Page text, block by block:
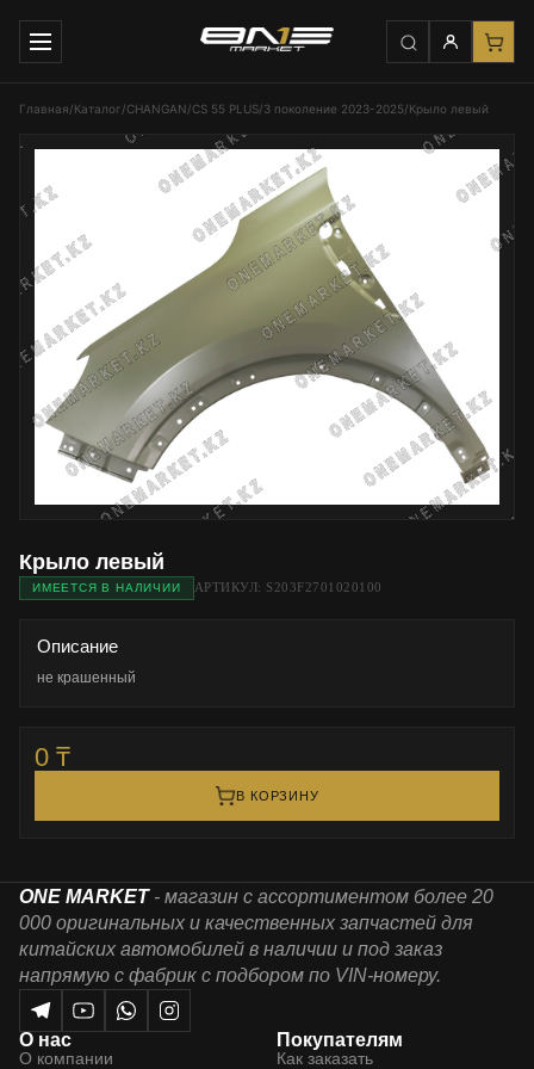
Главная/Каталог/CHANGAN/CS 55 PLUS/3 поколение 2023-2025/Крыло левый
Крыло левый
ИМЕЕТСЯ В НАЛИЧИИ АРТИКУЛ: S203F2701020100
Описание
не крашенный
0 ₸
В КОРЗИНУ
ONE MARKET - магазин с ассортиментом более 20
000 оригинальных и качественных запчастей для
китайских автомобилей в наличии и под заказ
напрямую с фабрик с подбором по VIN-номеру.
О нас
О компании
Покупателям
Как заказать